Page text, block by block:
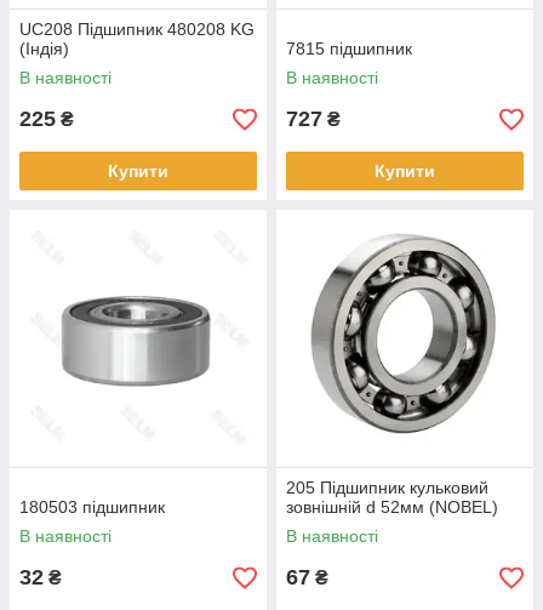
UC208 Підшипник 480208 KG
(Індія)
В наявності
225 ₴
Купити
7815 підшипник
В наявності
727 ₴
Купити
180503 підшипник
В наявності
32 ₴
205 Підшипник кульковий
зовнішній d 52мм (NOBEL)
В наявності
67 ₴